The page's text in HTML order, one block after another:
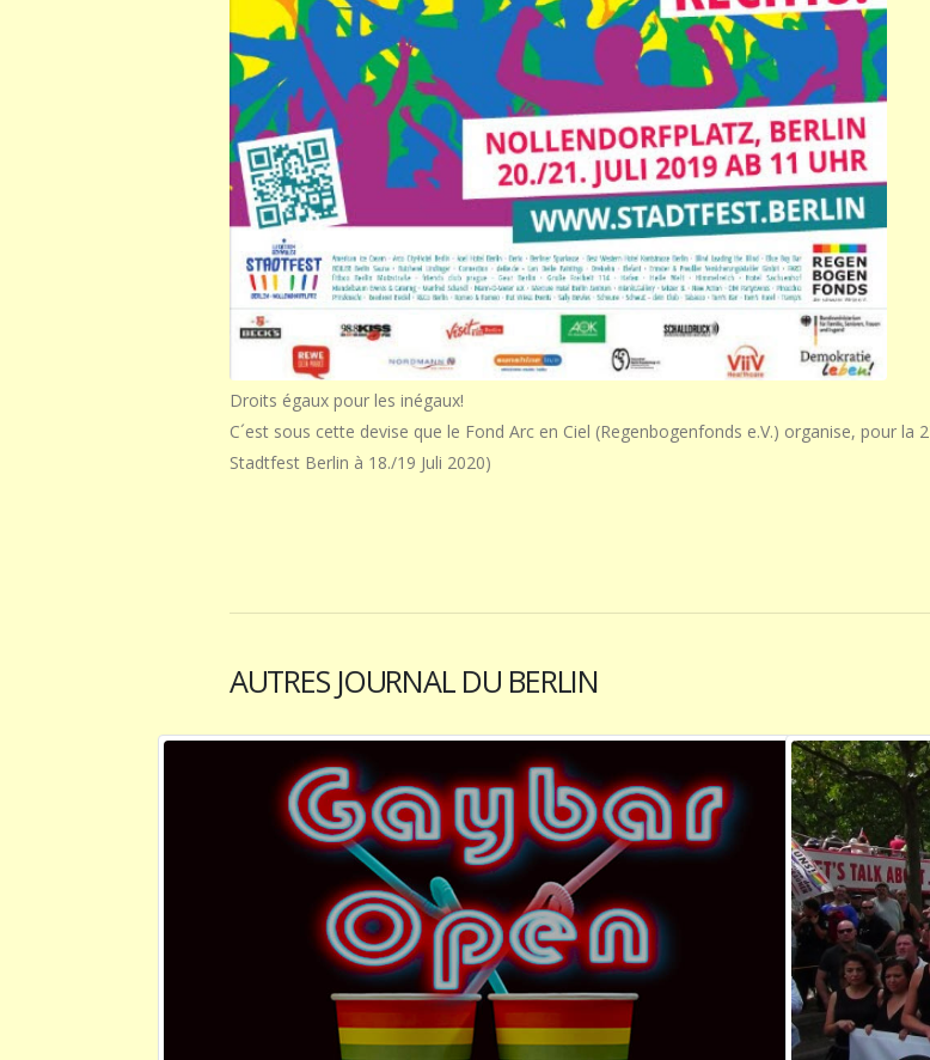
Droits égaux pour les inégaux!
C´est sous cette devise que le Fond Arc en Ciel (Regenbogenfonds e.V.) organise, pour
Stadtfest Berlin à 18./19 Juli 2020)
AUTRES JOURNAL DU BERLIN